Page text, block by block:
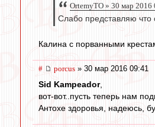
OrtemyTO » 30 мар 2016
Слабо представляю что
Калина с порванными
# porcus » 30 мар 2016 09:41
Sid Kampeador,
вот-вот..пусть теперь нам
Антохе здоровья, надеюсь,